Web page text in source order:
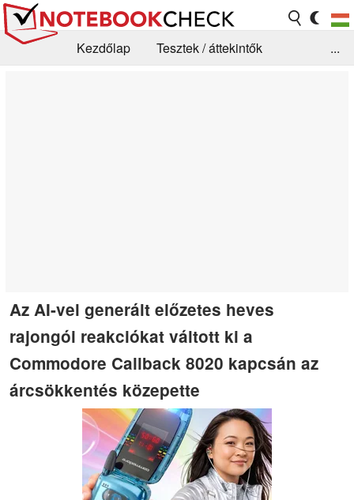
Kezdőlap
Tesztek / áttekintők
...
Az AI-vel generált előzetes heves
rajongói reakciókat váltott ki a
Commodore Callback 8020 kapcsán az
árcsökkentés közepette